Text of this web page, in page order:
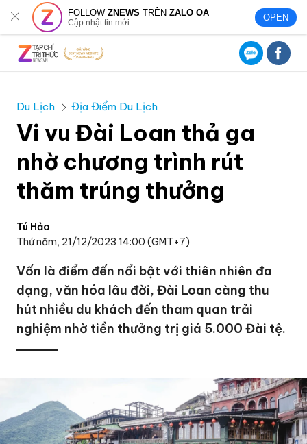
FOLLOWZNEWS TRÊNZALO OA
Cập nhật tin mới OPEN
Du Lịch Địa Điểm Du Lịch
Vi vu Đài Loan thả ga
nhờ chương trình rút
thăm trúng thưởng
Tú Hảo
Thứ năm, 21/12/2023 14:00 (GMT+7)
Vốn là điểm đến nổi bật với thiên nhiên đa
dạng, văn hóa lâu đời, Đài Loan càng thu
hút nhiều du khách đến tham quan trải
nghiệm nhờ tiền thưởng trị giá 5.000 Đài tệ.